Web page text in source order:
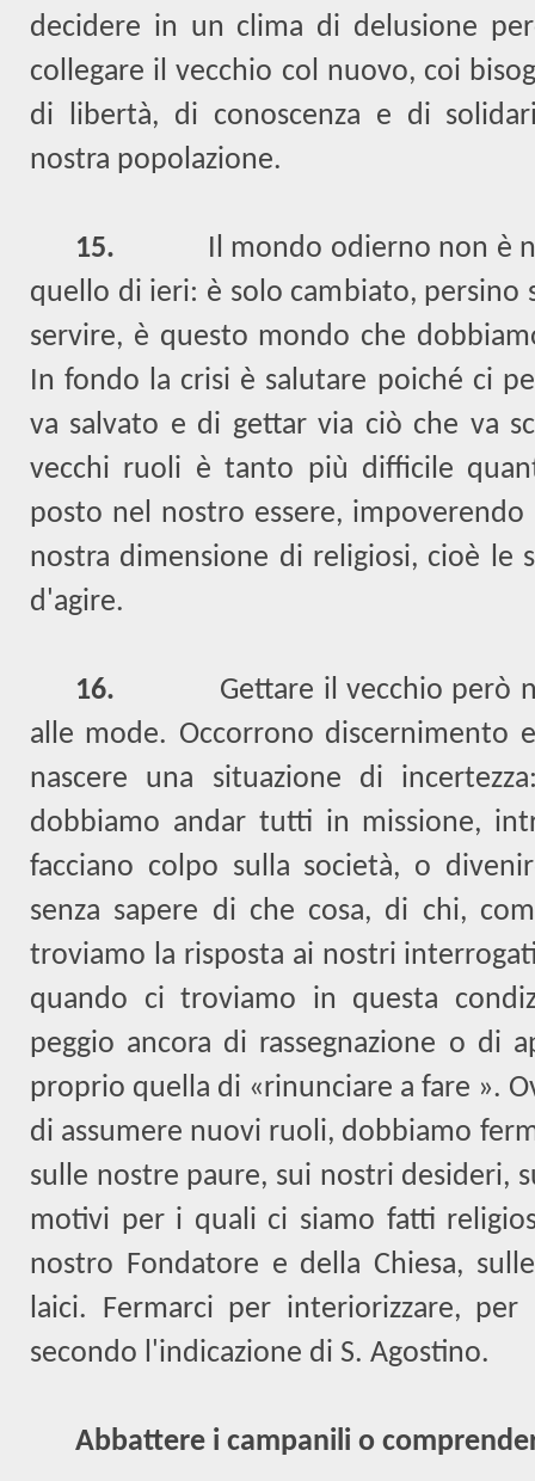
decidere in un clima di delusione
collegare il vecchio col nuovo, coi
di libertà, di conoscenza e di
nostra popolazione.
15.
Il mondo odierno non è
quello di ieri: è solo cambiato, persino
servire, è questo mondo che
In fondo la crisi è salutare poiché ci
va salvato e di gettar via ciò che va
vecchi ruoli è tanto più difficile
posto nel nostro essere,
nostra dimensione di religiosi, cioè le
d'agire.
16.
Gettare il vecchio però
alle mode. Occorrono discernimento
nascere una situazione di
dobbiamo andar tutti in missione,
facciano colpo sulla società, o
senza sapere di che cosa, di chi,
troviamo la risposta ai nostri
quando ci troviamo in questa
peggio ancora di rassegnazione o di
proprio quella di «rinunciare a fare ».
di assumere nuovi ruoli, dobbiamo
sulle nostre paure, sui nostri desideri,
motivi per i quali ci siamo fatti
nostro Fondatore e della Chiesa,
laici. Fermarci per interiorizzare,
secondo l'indicazione di S. Agostino.
Abbattere i campanili o